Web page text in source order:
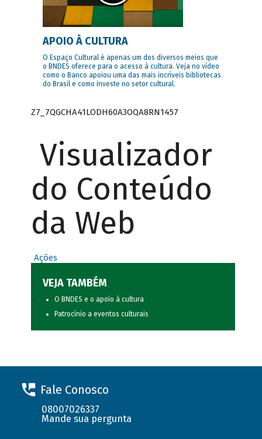
APOIO À CULTURA
O Espaço Cultural é apenas um dos diversos meios que
o BNDES oferece para o acesso à cultura. Veja no vídeo
como o Banco apoiou uma das mais incríveis bibliotecas
do Brasil e como investe no setor cultural.
Z7_7QGCHA41LODH60A3OQA8RN1457
Visualizador
do Conteúdo
da Web
Ações
VEJA TAMBÉM
O BNDES e o apoio à cultura
Patrocínio a eventos culturais
Fale Conosco
08007026337
Mande sua pergunta